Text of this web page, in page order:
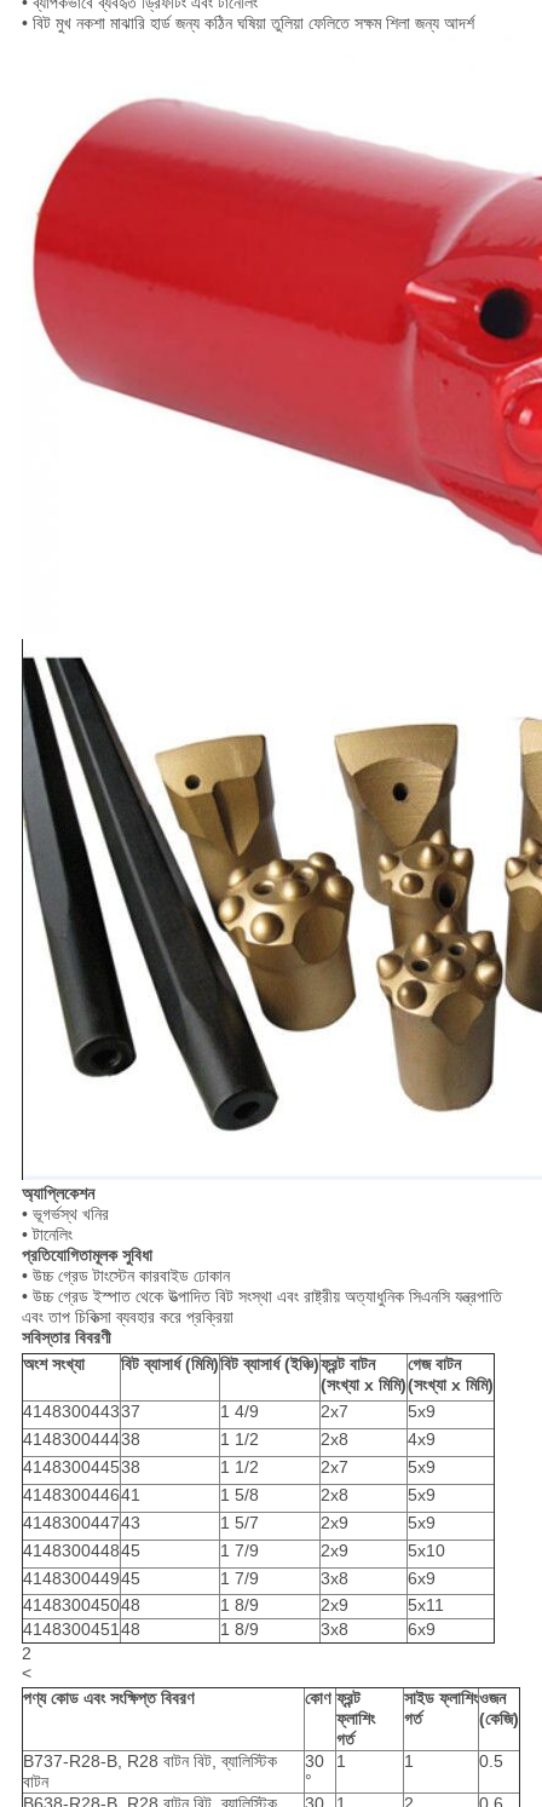
• বিট মুখ নকশা মাঝারি হার্ড জন্য কঠিন ঘষিয়া তুলিয়া ফেলিতে সক্ষম শিলা জন্য আদর্শ
অ্যাপ্লিকেশন
• ভূগর্ভস্থ খনির
• টানেলিং
প্রতিযোগিতামূলক সুবিধা
• উচ্চ গ্রেড টাংস্টেন কারবাইড ঢোকান
• উচ্চ গ্রেড ইস্পাত থেকে উত্পাদিত বিট সংস্থা এবং রাষ্ট্রীয় অত্যাধুনিক সিএনসি যন্ত্রপাতি
এবং তাপ চিকিত্সা ব্যবহার করে প্রক্রিয়া
সবিস্তার বিবরণী
অংশ সংখ্যা
বিট ব্যাসার্ধ (মিমি)বিট ব্যাসার্ধ (ইঞ্চি)ফ্রন্ট বাটন
(সংখ্যা x মিমি)
গেজ বাটন
(সংখ্যা x মিমি)
414830044337 1 4/9 2x7
5x9
414830044438 1 1/2 2x8
4x9
414830044538 1 1/2 2x7
5x9
414830044641 1 5/8 2x8
5x9
414830044743 1 5/7 2x9
5x9
414830044845 1 7/9 2x9
5x10
414830044945 1 7/9 3x8
6x9
414830045048 1 8/9 2x9
5x11
4148300451 48 1 8/9 3x8
6x9
2
<
পণ্য কোড এবং সংক্ষিপ্ত বিবরণ
কোণ ফ্রন্ট
ফ্লাশিং
গর্ত
সাইড ফ্লাশিং
গর্ত
ওজন
(কেজি)
B737-R28-B, R28 বাটন বিট, ব্যালিস্টিক
বাটন
30
°
1 1 0.5
B638-R28-B, R28 বাটন বিট, ব্যালিস্টিক 30 1 2 0.6